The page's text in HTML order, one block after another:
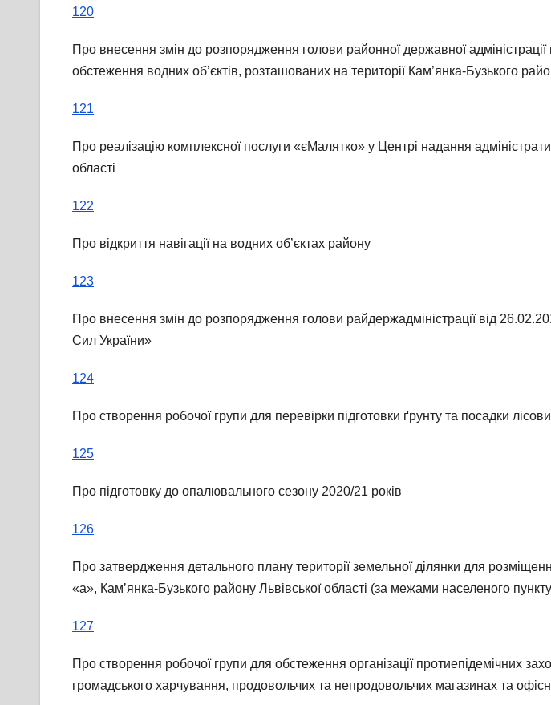
120
Про внесення змін до розпорядження голови районної державної
обстеження водних об’єктів, розташованих на території Кам’янка-Бузького
121
Про реалізацію комплексної послуги «єМалятко» у Центрі надання
області
122
Про відкриття навігації на водних об’єктах району
123
Про внесення змін до розпорядження голови райдержадміністрації від
Сил України»
124
Про створення робочої групи для перевірки підготовки ґрунту та посадки
125
Про підготовку до опалювального сезону 2020/21 років
126
Про затвердження детального плану території земельної ділянки для
«а», Кам’янка-Бузького району Львівської області (за межами населеного
127
Про створення робочої групи для обстеження організації протиепідемічних
громадського харчування, продовольчих та непродовольчих магазинах та